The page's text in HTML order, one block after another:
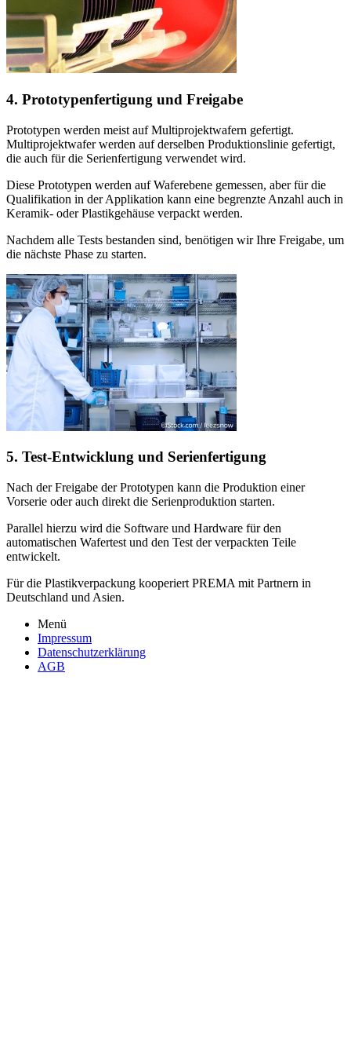
4. Prototypenfertigung und Freigabe
Prototypen werden meist auf Multiprojektwafern gefertigt.
Multiprojektwafer werden auf derselben Produktionslinie gefertigt,
die auch für die Serienfertigung verwendet wird.
Diese Prototypen werden auf Waferebene gemessen, aber für die
Qualifikation in der Applikation kann eine begrenzte Anzahl auch in
Keramik- oder Plastikgehäuse verpackt werden.
Nachdem alle Tests bestanden sind, benötigen wir Ihre Freigabe, um
die nächste Phase zu starten.
5. Test-Entwicklung und Serienfertigung
Nach der Freigabe der Prototypen kann die Produktion einer
Vorserie oder auch direkt die Serienproduktion starten.
Parallel hierzu wird die Software und Hardware für den
automatischen Wafertest und den Test der verpackten Teile
entwickelt.
Für die Plastikverpackung kooperiert PREMA mit Partnern in
Deutschland und Asien.
Menü
Impressum
Datenschutzerklärung
AGB